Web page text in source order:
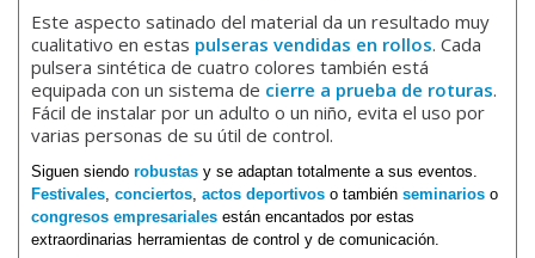
Este aspecto satinado del material da un resultado muy
cualitativo en estas pulseras vendidas en rollos. Cada
pulsera sintética de cuatro colores también está
equipada con un sistema de cierre a prueba de roturas.
Fácil de instalar por un adulto o un niño, evita el uso por
varias personas de su útil de control.
Siguen siendo robustas y se adaptan totalmente a sus eventos.
Festivales conciertos actos deportivos o también seminarios o
congresos empresariales están encantados por estas
extraordinarias herramientas de control y de comunicación.